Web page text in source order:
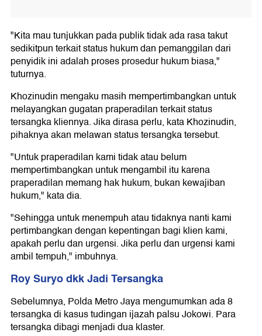
"Kita mau tunjukkan pada publik tidak ada rasa takut
sedikitpun terkait status hukum dan pemanggilan dari
penyidik ini adalah proses prosedur hukum biasa,"
tuturnya.
Khozinudin mengaku masih mempertimbangkan untuk
melayangkan gugatan praperadilan terkait status
tersangka kliennya. Jika dirasa perlu, kata Khozinudin,
pihaknya akan melawan status tersangka tersebut.
"Untuk praperadilan kami tidak atau belum
mempertimbangkan untuk mengambil itu karena
praperadilan memang hak hukum, bukan kewajiban
hukum," kata dia.
"Sehingga untuk menempuh atau tidaknya nanti kami
pertimbangkan dengan kepentingan bagi klien kami,
apakah perlu dan urgensi. Jika perlu dan urgensi kami
ambil tempuh," imbuhnya.
Roy Suryo dkk Jadi Tersangka
Sebelumnya, Polda Metro Jaya mengumumkan ada 8
tersangka di kasus tudingan ijazah palsu Jokowi. Para
tersangka dibagi menjadi dua klaster.